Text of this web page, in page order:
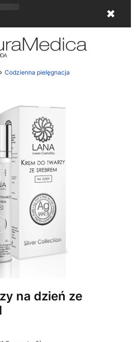
Z kodem ✖
Codzienna pielęgnacja
na dzień ze